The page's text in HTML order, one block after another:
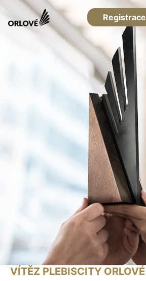
Registrace
VÍTĚZ PLEBISCITY ORLOVÉ